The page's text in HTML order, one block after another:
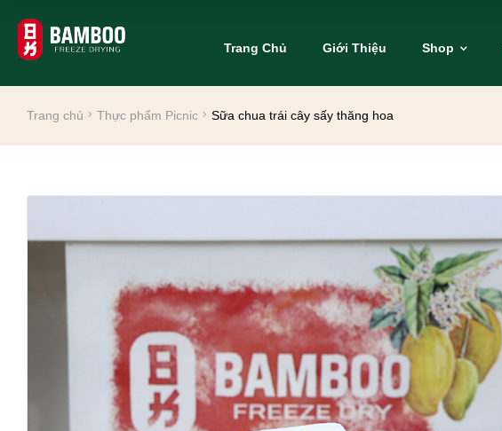
Trang Chủ Giới Thiệu Shop
Trang chủ Thực phẩm Picnic Sữa chua trái cây sấy thăng hoa